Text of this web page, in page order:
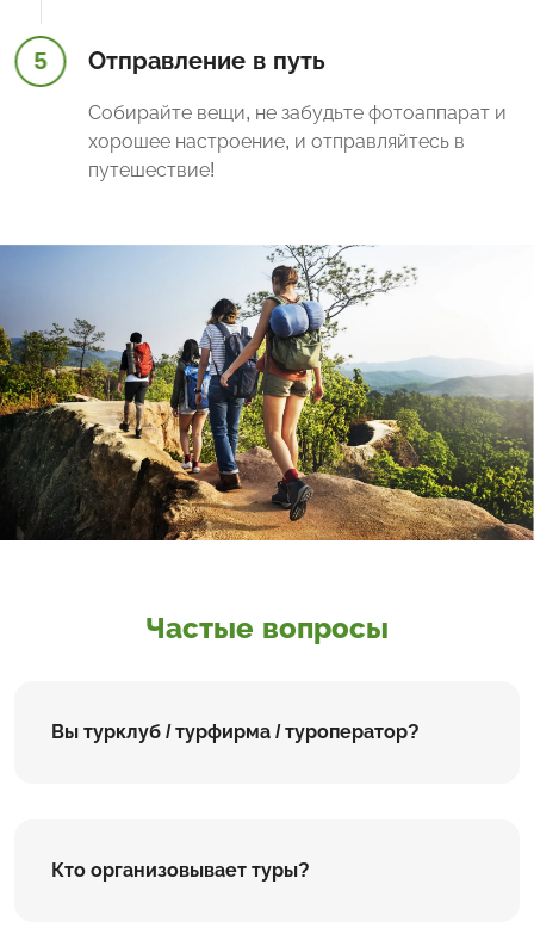
5 Отправление в путь
Собирайте вещи, не забудьте фотоаппарат и
хорошее настроение, и отправляйтесь в
путешествие!
Частые вопросы
Вы турклуб / турфирма / туроператор?
Кто организовывает туры?